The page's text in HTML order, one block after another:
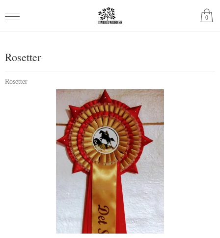
0
Rosetter
Rosetter